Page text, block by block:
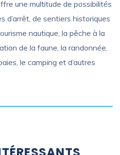
une multitude de possibilités
d’arrêt, de sentiers historiques
nautique, la pêche à la
de la faune, la randonnée,
le camping et d’autres